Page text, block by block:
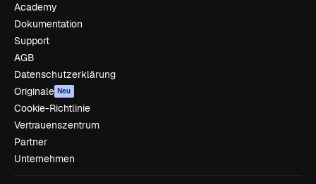
Academy
Dokumentation
Support
AGB
Datenschutzerklärung
Originale Neu
Cookie-Richtlinie
Vertrauenszentrum
Partner
Unternehmen